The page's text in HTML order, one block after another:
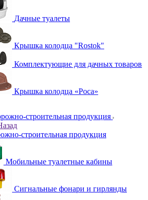
Дачные туалеты
Крышка колодца "Rostok"
Комплектующие для дачных товаров
Крышка колодца «Роса»
строительная продукция
строительная продукция
Мобильные туалетные кабины
Сигнальные фонари и гирлянды